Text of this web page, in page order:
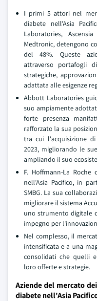
I primi 5 attori nel
diabete nell'Asia
Laboratories,
Medtronic, detengono
del 48%. Queste
attraverso portafogli
strategiche,
adattata alle esigenze
Abbott Laboratories
suo ampiamente
forte presenza
rafforzato la sua
tra cui l'acquisizione
2023, migliorando le
ampliando il suo
F. Hoffmann-La
nell'Asia Pacifico, in
SMBG. La sua
migliorare il sistema
uno strumento digitale
impegno per
Nel complesso, il
intensificata e a una
consolidati che quelli
loro offerte e strategie.
Aziende del mercato
diabete nell'Asia